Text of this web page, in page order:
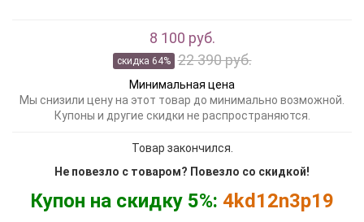
8 100 руб.
скидка 64% 22 390 руб.
Минимальная цена
Мы снизили цену на этот товар до минимально возможной.
Купоны и другие скидки не распространяются.
Товар закончился.
Не повезло с товаром? Повезло со скидкой!
Купон на скидку 5%: 4kd12n3p19